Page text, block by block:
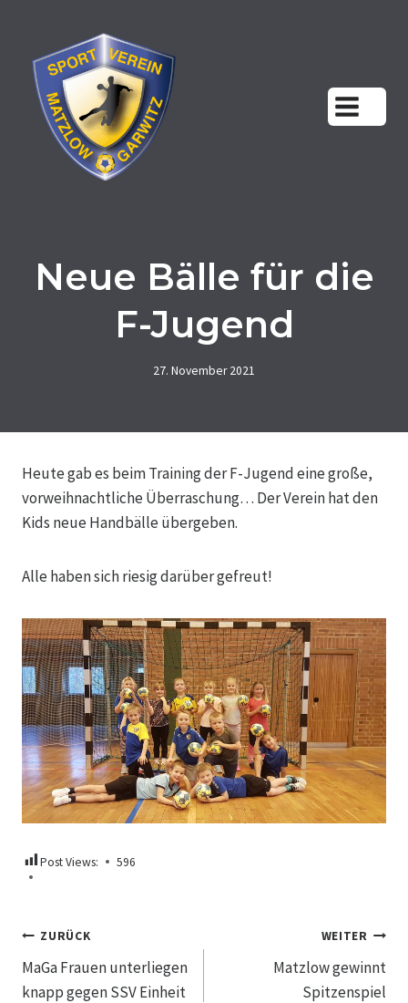
springen
Neue Bälle für die
F-Jugend
27. November 2021
Heute gab es beim Training der F-Jugend eine große,
vorweihnachtliche Überraschung… Der Verein hat den
Kids neue Handbälle übergeben.
Alle haben sich riesig darüber gefreut!
Post Views: 596
Beitragsnavigation
ZURÜCK
MaGa Frauen unterliegen
knapp gegen SSV Einheit
WEITER
Matzlow gewinnt
Spitzenspiel